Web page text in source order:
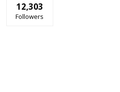
12,303
Followers